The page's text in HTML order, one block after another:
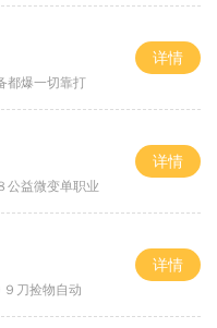
都爆一切靠打
详情
公益微变单职业
详情
刀捡物自动
详情